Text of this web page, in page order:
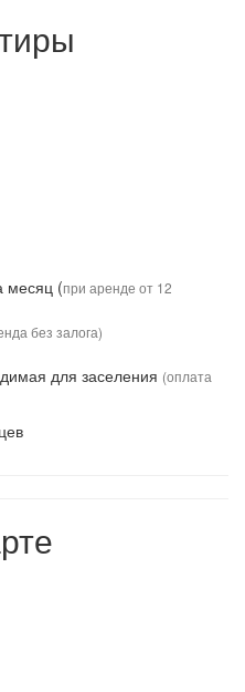
месяц (при аренде от 12
без залога)
для заселения (оплата